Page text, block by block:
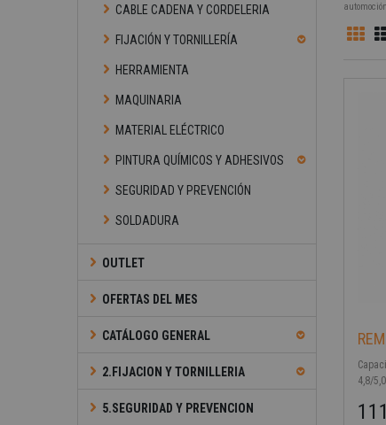
CABLE CADENA Y CORDELERIA
FIJACIÓN Y TORNILLERÍA
HERRAMIENTA
MAQUINARIA
MATERIAL ELÉCTRICO
PINTURA QUÍMICOS Y ADHESIVOS
SEGURIDAD Y PREVENCIÓN
SOLDADURA
OUTLET
OFERTAS DEL MES
CATÁLOGO GENERAL
2.FIJACION Y TORNILLERIA
5.SEGURIDAD Y PREVENCION
4,8/